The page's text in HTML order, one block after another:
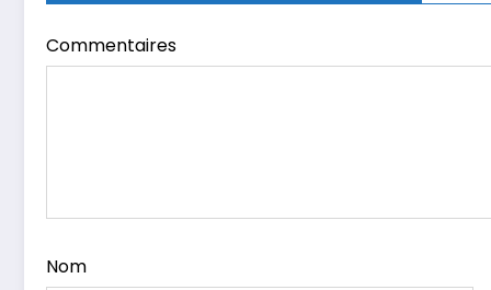
Commentaires
Nom